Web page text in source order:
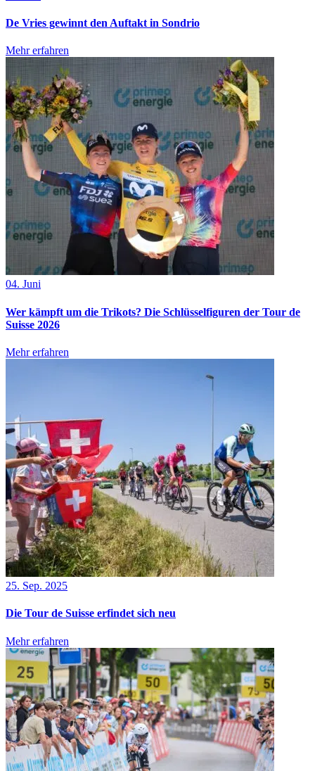
De Vries gewinnt den Auftakt in Sondrio
Mehr erfahren
04. Juni
Wer kämpft um die Trikots? Die Schlüsselfiguren der Tour de
Suisse 2026
Mehr erfahren
25. Sep. 2025
Die Tour de Suisse erfindet sich neu
Mehr erfahren